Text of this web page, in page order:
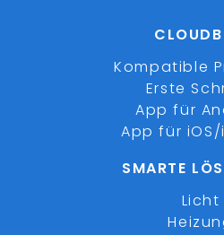
Kompatible
Erste
App für
App für iOS/
SMARTE
Licht